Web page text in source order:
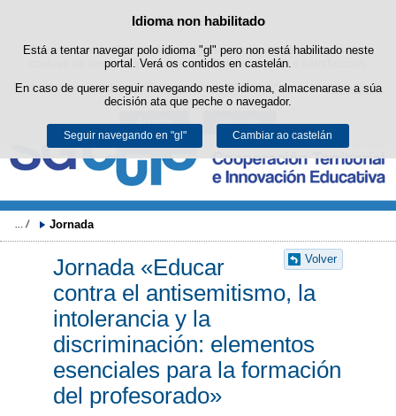
Política de cookies
Este sitio web utiliza cookies propias para facilitar a navegación e
cookies de terceiros para obter estatísticas de uso e satisfacción.
Pode obter máis información no apartado "Cookies" do nosoaviso legal.
Aceptar Rexeitar
Idioma non habilitado
Está a tentar navegar polo idioma "gl" pero non está habilitado neste
portal. Verá os contidos en castelán.
En caso de querer seguir navegando neste idioma, almacenarase a súa
decisión ata que peche o navegador.
Seguir navegando en "gl" Cambiar ao castelán
Saltar ao contido
Jornada
Volver
Jornada «Educar
contra el antisemitismo, la
intolerancia y la
discriminación: elementos
esenciales para la formación
del profesorado»